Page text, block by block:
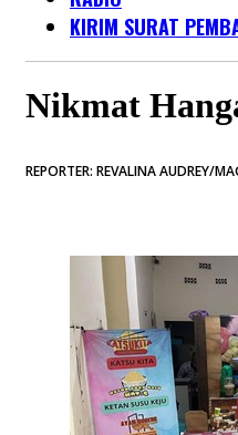
KIRIM SURAT
Nikmat
REPORTER: REVALINA AUDREY/